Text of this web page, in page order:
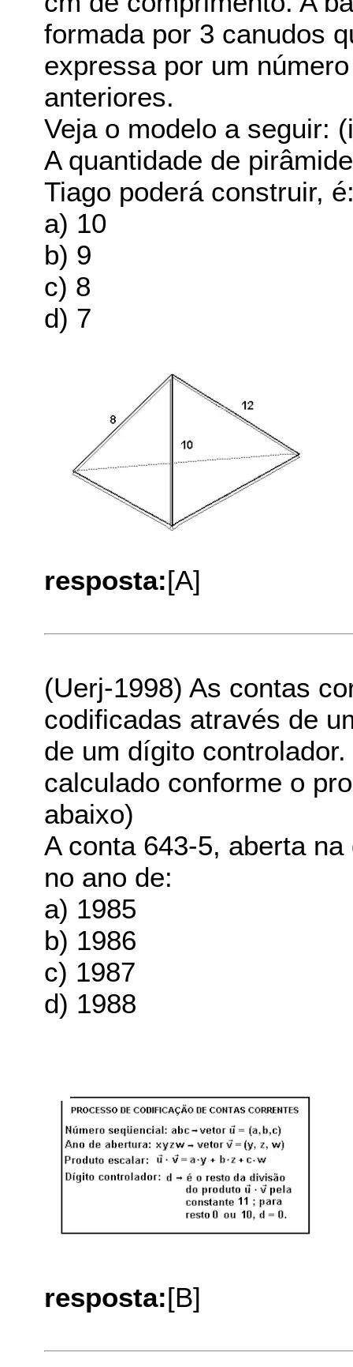
formada por 3 canudos
expressa por um
anteriores.
Veja o modelo a seguir:
A quantidade de
Tiago poderá construir,
a) 10
b) 9
c) 8
d) 7
resposta:[A]
(Uerj-1998) As contas
codificadas através de
de um dígito
calculado conforme o
abaixo)
A conta 643-5, aberta
no ano de:
a) 1985
b) 1986
c) 1987
d) 1988
resposta:[B]